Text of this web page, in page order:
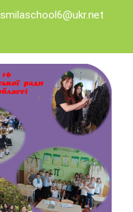
smilaschool6@ukr.net